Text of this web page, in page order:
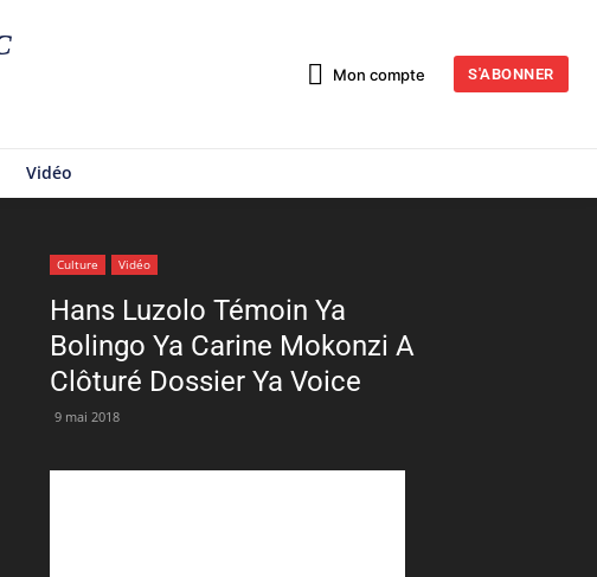
Mon compte S'ABONNER
Vidéo
Culture Vidéo
Hans Luzolo Témoin Ya
Bolingo Ya Carine Mokonzi A
Clôturé Dossier Ya Voice
9 mai 2018